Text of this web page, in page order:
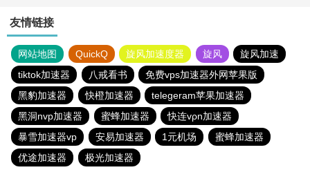
友情链接
网站地图 QuickQ 旋风加速度器 旋风
旋风加速
tiktok加速器
八戒看书
免费vps加速器外网苹果版
黑豹加速器
快橙加速器
telegeram苹果加速器
黑洞nvp加速器
蜜蜂加速器
快连vρn加速器
暴雪加速器vp
安易加速器 1元机场
蜜蜂加速器
优途加速器
极光加速器